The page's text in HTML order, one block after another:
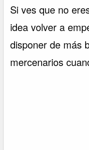
Si ves que no
idea volver a
disponer de más
mercenarios